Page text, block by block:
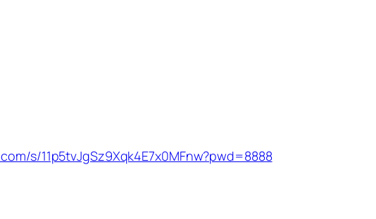
s/11p5tvJgSz9Xqk4E7x0MFnw?pwd=8888